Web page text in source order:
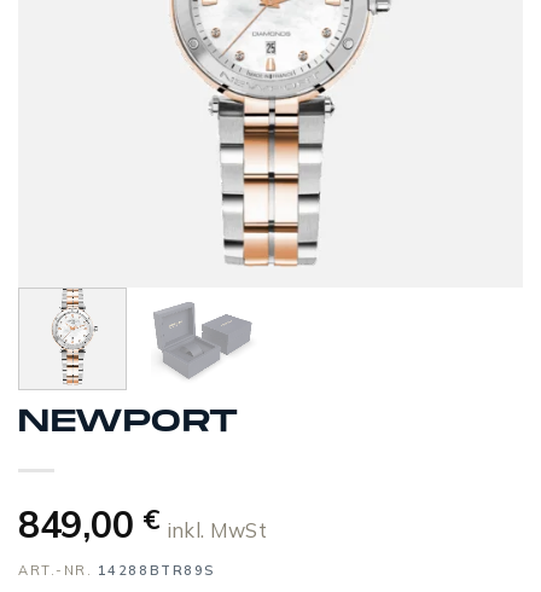
NEWPORT
849,00 € inkl. MwSt
ART.-NR. 14288BTR89S